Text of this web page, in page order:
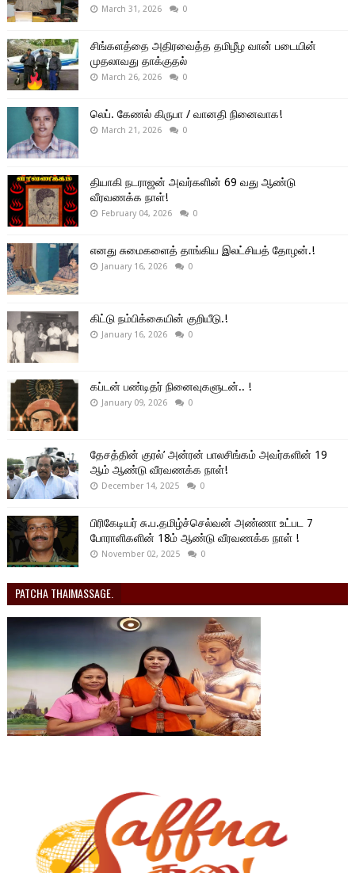
March 31, 2026 0
சிங்களத்தை அதிரவைத்த தமிழீழ வான் படையின்
முதலாவது தாக்குதல்
March 26, 2026 0
லெப். கேணல் கிருபா / வானதி நினைவாக!
March 21, 2026 0
தியாகி நடராஜன் அவர்களின் 69 வது ஆண்டு
வீரவணக்க நாள்!
February 04, 2026 0
எனது சுமைகளைத் தாங்கிய இலட்சியத் தோழன்.!
January 16, 2026 0
கிட்டு நம்பிக்கையின் குறியீடு.!
January 16, 2026 0
கப்டன் பண்டிதர் நினைவுகளுடன்.. !
January 09, 2026 0
தேசத்தின் குரல்’ அன்ரன் பாலசிங்கம் அவர்களின் 19
ஆம் ஆண்டு வீரவணக்க நாள்!
December 14, 2025 0
பிரிகேடியர் சு.ப.தமிழ்ச்செல்வன் அண்ணா உட்பட 7
போராளிகளின் 18ம் ஆண்டு வீரவணக்க நாள் !
November 02, 2025 0
PATCHA THAIMASSAGE.